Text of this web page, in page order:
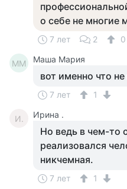
о себе не многие
7 лет 2 0
ММ Маша Мария
вот именно что
7 лет 1
И. Ирина .
Но ведь в чем-то
реализовался
никчемная.
7 лет 1